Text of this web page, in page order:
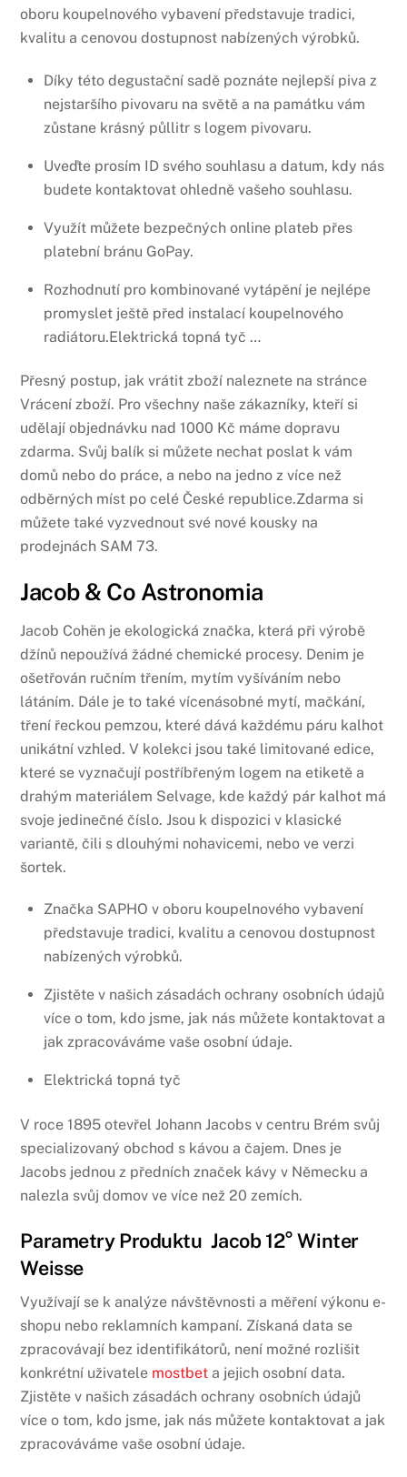
oboru koupelnového vybavení představuje tradici,
kvalitu a cenovou dostupnost nabízených výrobků.
Díky této degustační sadě poznáte nejlepší piva z
nejstaršího pivovaru na světě a na památku vám
zůstane krásný půllitr s logem pivovaru.
Uveďte prosím ID svého souhlasu a datum, kdy nás
budete kontaktovat ohledně vašeho souhlasu.
Využít můžete bezpečných online plateb přes
platební bránu GoPay.
Rozhodnutí pro kombinované vytápění je nejlépe
promyslet ještě před instalací koupelnového
radiátoru.Elektrická topná tyč …
Přesný postup, jak vrátit zboží naleznete na stránce
Vrácení zboží. Pro všechny naše zákazníky, kteří si
udělají objednávku nad 1000 Kč máme dopravu
zdarma. Svůj balík si můžete nechat poslat k vám
domů nebo do práce, a nebo na jedno z více než
odběrných míst po celé České republice.Zdarma si
můžete také vyzvednout své nové kousky na
prodejnách SAM 73.
Jacob & Co Astronomia
Jacob Cohën je ekologická značka, která při výrobě
džínů nepoužívá žádné chemické procesy. Denim je
ošetřován ručním třením, mytím vyšíváním nebo
látáním. Dále je to také vícenásobné mytí, mačkání,
tření řeckou pemzou, které dává každému páru kalhot
unikátní vzhled. V kolekci jsou také limitované edice,
které se vyznačují postříbřeným logem na etiketě a
drahým materiálem Selvage, kde každý pár kalhot má
svoje jedinečné číslo. Jsou k dispozici v klasické
variantě, čili s dlouhými nohavicemi, nebo ve verzi
šortek.
Značka SAPHO v oboru koupelnového vybavení
představuje tradici, kvalitu a cenovou dostupnost
nabízených výrobků.
Zjistěte v našich zásadách ochrany osobních údajů
více o tom, kdo jsme, jak nás můžete kontaktovat a
jak zpracováváme vaše osobní údaje.
Elektrická topná tyč
V roce 1895 otevřel Johann Jacobs v centru Brém svůj
specializovaný obchod s kávou a čajem. Dnes je
Jacobs jednou z předních značek kávy v Německu a
nalezla svůj domov ve více než 20 zemích.
Parametry Produktu Jacob 12° Winter
Weisse
Využívají se k analýze návštěvnosti a měření výkonu e-
shopu nebo reklamních kampaní. Získaná data se
zpracovávají bez identifikátorů, není možné rozlišit
konkrétní uživatele mostbet a jejich osobní data.
Zjistěte v našich zásadách ochrany osobních údajů
více o tom, kdo jsme, jak nás můžete kontaktovat a jak
zpracováváme vaše osobní údaje.